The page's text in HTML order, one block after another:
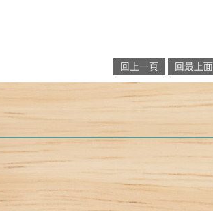
回上一頁 回最上面